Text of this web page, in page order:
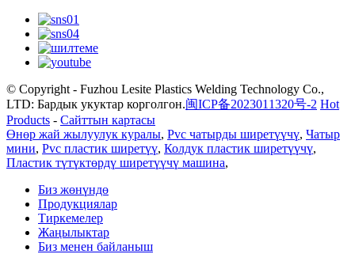
© Copyright - Fuzhou Lesite Plastics Welding Technology Co.,
LTD: Бардык укуктар корголгон.闽ICP备2023011320号-2 Hot
Products - Сайттын картасы
Өнөр жай жылуулук куралы, Pvc чатырды ширетүүчү, Чатыр
мини, Pvc пластик ширетүү, Колдук пластик ширетүүчү,
Пластик түтүктөрдү ширетүүчү машина,
Биз жөнүндө
Продукциялар
Тиркемелер
Жаңылыктар
Биз менен байланыш